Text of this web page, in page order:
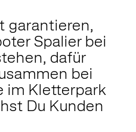
garantieren,
Spalier bei
dafür
bei
im Kletterpark
Du Kunden